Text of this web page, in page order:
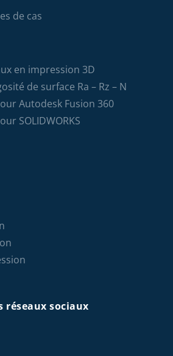
de cas
en impression 3D
de surface Ra – Rz – N
Autodesk Fusion 360
SOLIDWORKS
réseaux sociaux